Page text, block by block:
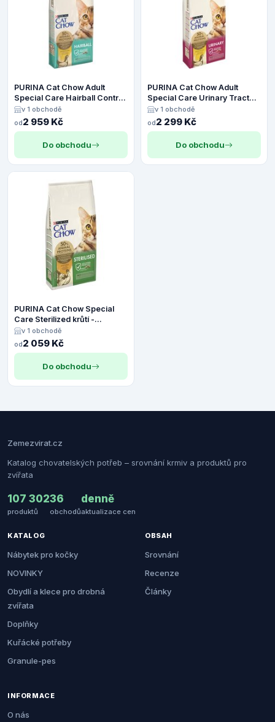
PURINA Cat Chow Adult
Special Care Hairball Control
- Výhodné balení 2 x 15 kg
v 1 obchodě
od2 959 Kč
Do obchodu
PURINA Cat Chow Adult
Special Care Urinary Tract
Health - Výhodné balení 2 x
15 kg
v 1 obchodě
od2 299 Kč
Do obchodu
PURINA Cat Chow Special
Care Sterilized krůtí -
Výhodné balení: 2 x 10 kg
v 1 obchodě
od2 059 Kč
Do obchodu
Zemezvirat.cz
Katalog chovatelských potřeb – srovnání krmiv a produktů pro
zvířata
107 302
produktů
36
obchodů
denně
aktualizace cen
KATALOG
Nábytek pro kočky
NOVINKY
Obydlí a klece pro drobná
zvířata
Doplňky
Kuřácké potřeby
Granule-pes
OBSAH
Srovnání
Recenze
Články
INFORMACE
O nás